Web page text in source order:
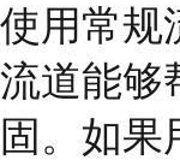
使用常规
流道能够
固。如果